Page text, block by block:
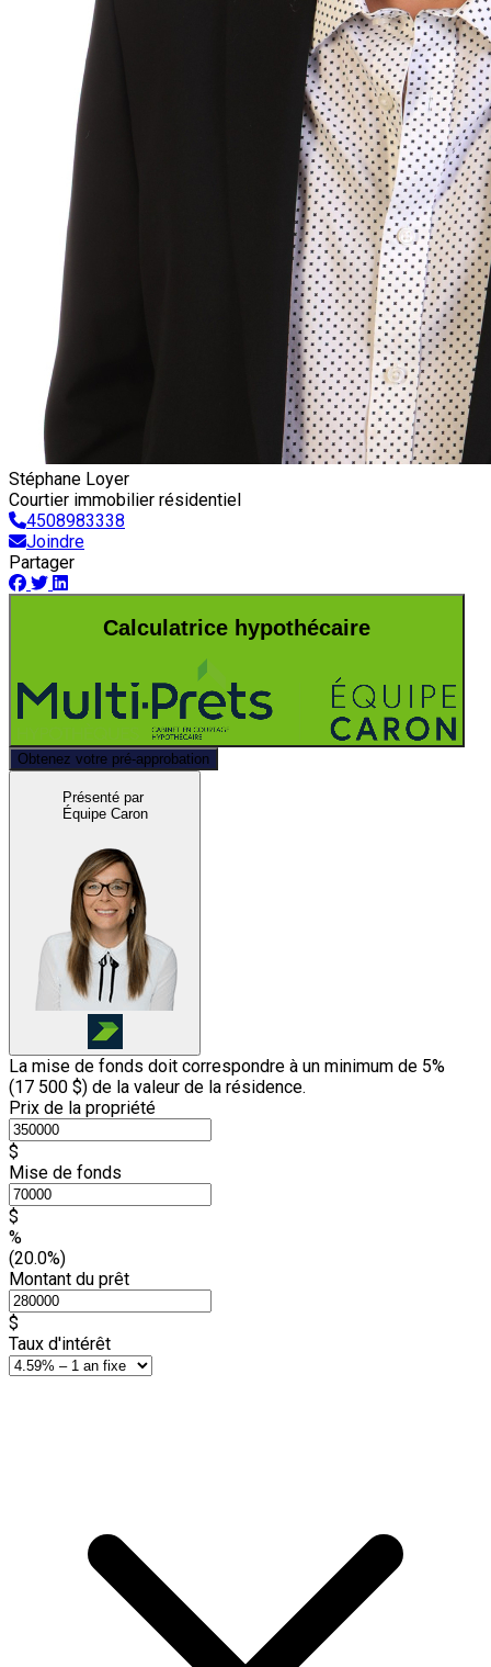
Stéphane Loyer
Courtier immobilier résidentiel
4508983338
Joindre
Partager
Calculatrice hypothécaire
Obtenez votre pré-approbation
Présenté par
Équipe Caron
La mise de fonds doit correspondre à un minimum de 5%
(17 500 $) de la valeur de la résidence.
Prix de la propriété
$
Mise de fonds
$
%
(20.0%)
Montant du prêt
$
Taux d'intérêt